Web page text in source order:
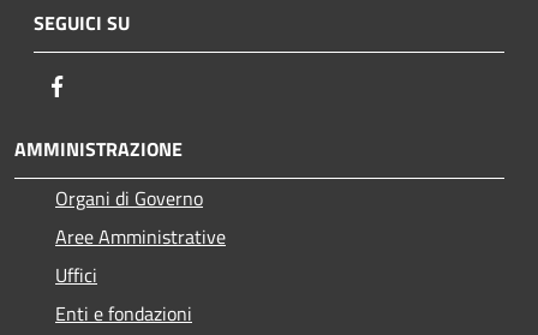
SEGUICI SU
AMMINISTRAZIONE
Organi di Governo
Aree Amministrative
Uffici
Enti e fondazioni